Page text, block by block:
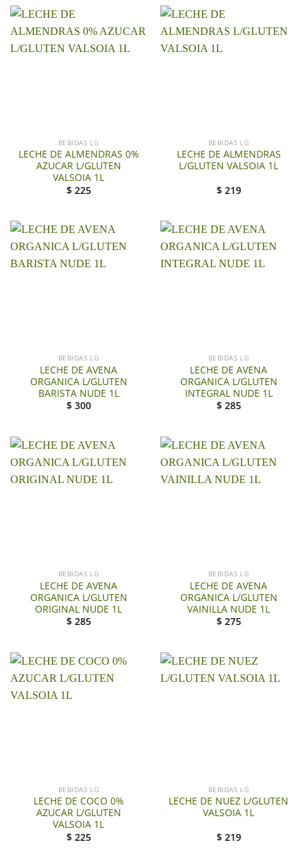
BEBIDAS LG
LECHE DE ALMENDRAS 0%
AZUCAR L/GLUTEN
VALSOIA 1L
$ 225
BEBIDAS LG
LECHE DE ALMENDRAS
L/GLUTEN VALSOIA 1L
$ 219
BEBIDAS LG
LECHE DE AVENA
ORGANICA L/GLUTEN
BARISTA NUDE 1L
$ 300
BEBIDAS LG
LECHE DE AVENA
ORGANICA L/GLUTEN
INTEGRAL NUDE 1L
$ 285
BEBIDAS LG
LECHE DE AVENA
ORGANICA L/GLUTEN
ORIGINAL NUDE 1L
$ 285
BEBIDAS LG
LECHE DE AVENA
ORGANICA L/GLUTEN
VAINILLA NUDE 1L
$ 275
BEBIDAS LG
LECHE DE COCO 0%
AZUCAR L/GLUTEN
VALSOIA 1L
$ 225
BEBIDAS LG
LECHE DE NUEZ L/GLUTEN
VALSOIA 1L
$ 219